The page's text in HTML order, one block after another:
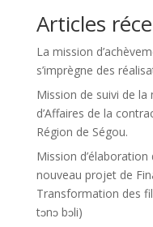
Articles
La mission
s’imprègne des
Mission de suivi de
d’Affaires de la
Région de Ségou.
Mission
nouveau projet de
Transformation des
tɔnɔ bɔli)